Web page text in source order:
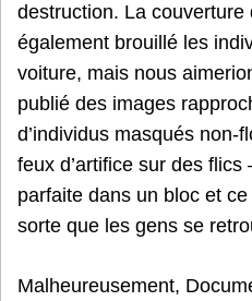
destruction. La couverture
également brouillé les
voiture, mais nous
publié des images
d’individus masqués non-
feux d’artifice sur des flics
parfaite dans un bloc et
sorte que les gens se
Malheureusement,